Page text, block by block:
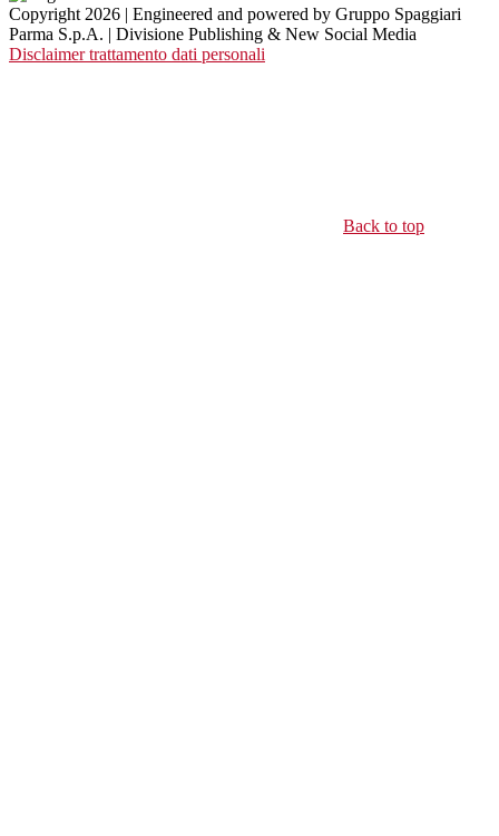
Copyright 2026 | Engineered and powered by Gruppo Spaggiari
Parma S.p.A. | Divisione Publishing & New Social Media
Disclaimer trattamento dati personali
Back to top